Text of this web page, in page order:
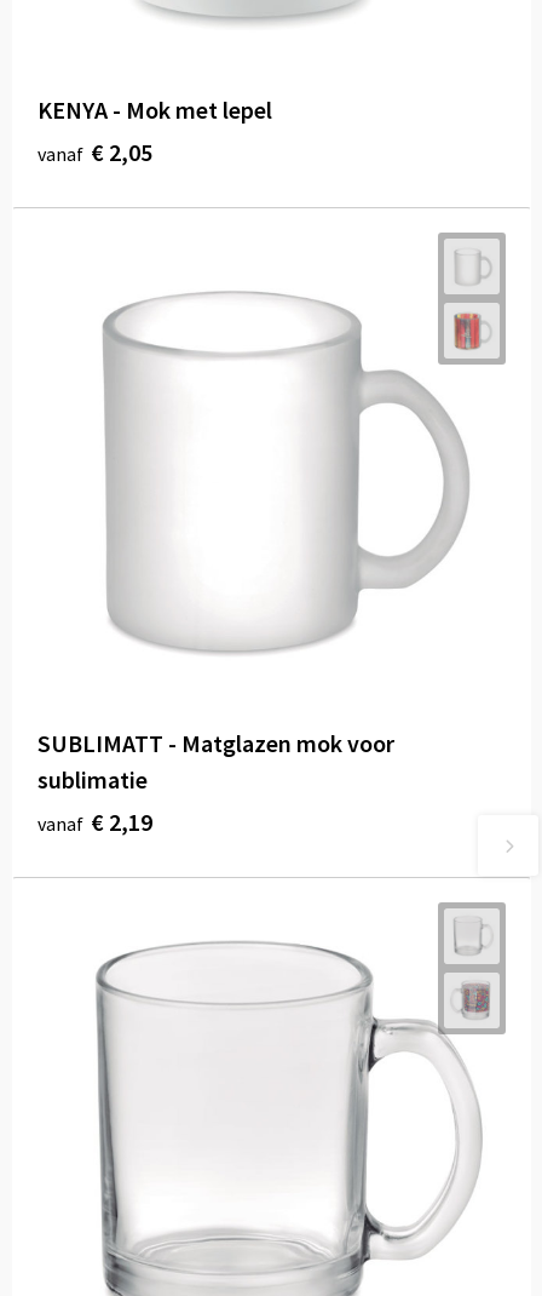
KENYA - Mok met lepel
vanaf € 2,05
SUBLIMATT - Matglazen mok voor
sublimatie
vanaf € 2,19